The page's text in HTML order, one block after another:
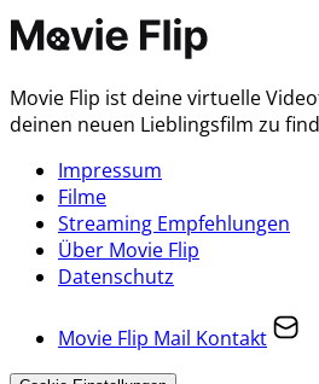
Movie Flip ist deine virtuelle
deinen neuen Lieblingsfilm zu
Impressum
Filme
Streaming Empfehlungen
Über Movie Flip
Datenschutz
Movie Flip Mail Kontakt